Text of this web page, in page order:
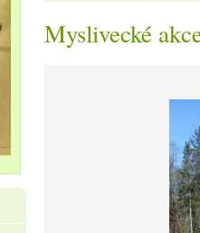
Myslivecké